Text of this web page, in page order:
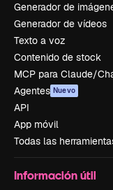
Generador de
Generador de vídeos
Texto a voz
Contenido de stock
MCP para Claude/
Agentes Nuevo
API
App móvil
Todas las
Información útil